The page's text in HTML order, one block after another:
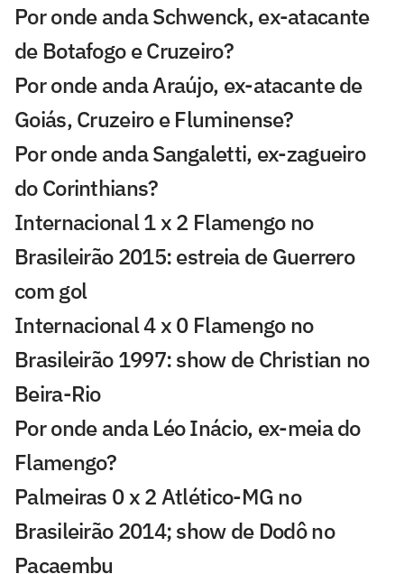
Por onde anda Schwenck, ex-atacante
de Botafogo e Cruzeiro?
Por onde anda Araújo, ex-atacante de
Goiás, Cruzeiro e Fluminense?
Por onde anda Sangaletti, ex-zagueiro
do Corinthians?
Internacional 1 x 2 Flamengo no
Brasileirão 2015: estreia de Guerrero
com gol
Internacional 4 x 0 Flamengo no
Brasileirão 1997: show de Christian no
Beira-Rio
Por onde anda Léo Inácio, ex-meia do
Flamengo?
Palmeiras 0 x 2 Atlético-MG no
Brasileirão 2014; show de Dodô no
Pacaembu